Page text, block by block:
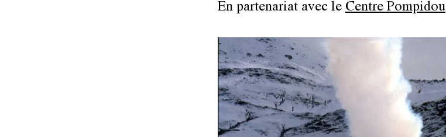
En partenariat avec le Centre Pompidou